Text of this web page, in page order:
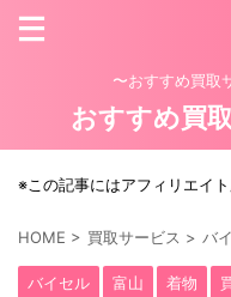
〜おすすめ買取
おすすめ買
※この記事にはアフィリエイ
HOME > 買取サービス > バ
バイセル 富山 着物